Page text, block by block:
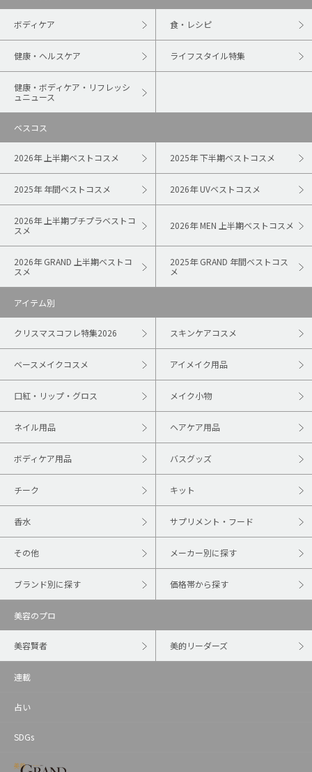
ボディケア 食・レシピ
健康・ヘルスケア ライフスタイル特集
健康・ボディケア・リフレッシ
ュニュース
ベスコス
2026年 上半期ベストコスメ 2025年 下半期ベストコスメ
2025年 年間ベストコスメ 2026年 UVベストコスメ
2026年 上半期プチプラベストコ
スメ
2026年 MEN 上半期ベストコスメ
2026年 GRAND 上半期ベストコ
スメ
2025年 GRAND 年間ベストコス
メ
アイテム別
クリスマスコフレ特集2026 スキンケアコスメ
ベースメイクコスメ アイメイク用品
口紅・リップ・グロス メイク小物
ネイル用品 ヘアケア用品
ボディケア用品 バスグッズ
チーク キット
香水 サプリメント・フード
その他 メーカー別に探す
ブランド別に探す 価格帯から探す
美容のプロ
美容賢者 美的リーダーズ
連載
占い
SDGs